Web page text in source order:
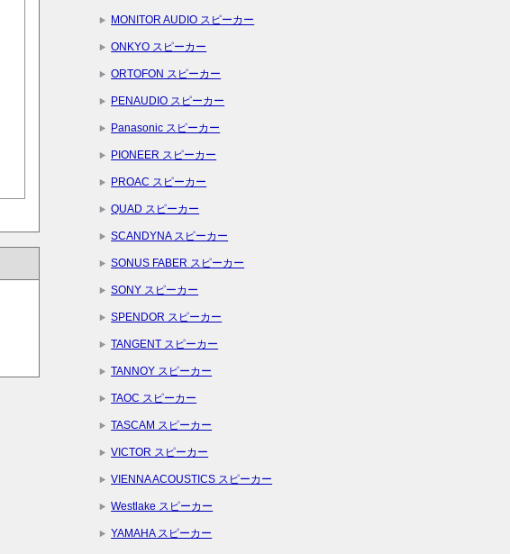
MONITOR AUDIO スピーカー
ONKYO スピーカー
ORTOFON スピーカー
PENAUDIO スピーカー
Panasonic スピーカー
PIONEER スピーカー
PROAC スピーカー
QUAD スピーカー
SCANDYNA スピーカー
SONUS FABER スピーカー
SONY スピーカー
SPENDOR スピーカー
TANGENT スピーカー
TANNOY スピーカー
TAOC スピーカー
TASCAM スピーカー
VICTOR スピーカー
VIENNA ACOUSTICS スピーカー
Westlake スピーカー
YAMAHA スピーカー